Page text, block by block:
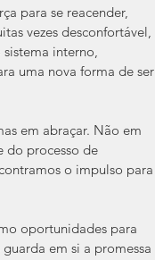
para se reacender,
vezes desconfortável,
sistema interno,
uma nova forma de ser
em abraçar. Não em
do processo de
o impulso para
oportunidades para
em si a promessa